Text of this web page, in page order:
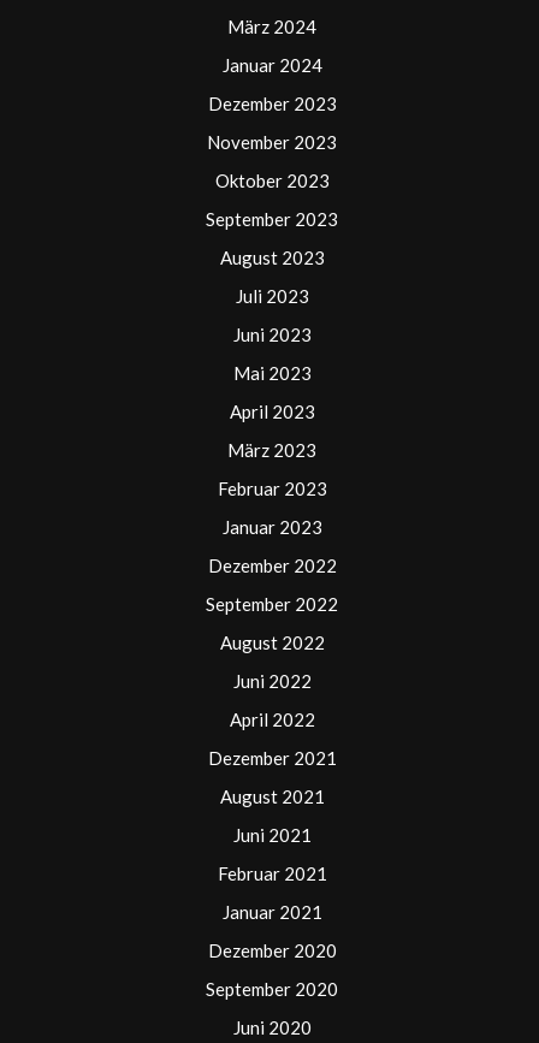
März 2024
Januar 2024
Dezember 2023
November 2023
Oktober 2023
September 2023
August 2023
Juli 2023
Juni 2023
Mai 2023
April 2023
März 2023
Februar 2023
Januar 2023
Dezember 2022
September 2022
August 2022
Juni 2022
April 2022
Dezember 2021
August 2021
Juni 2021
Februar 2021
Januar 2021
Dezember 2020
September 2020
Juni 2020